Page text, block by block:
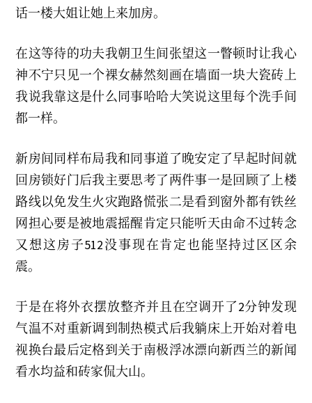
话一楼大姐让她上来加房。
在这等待的功夫我朝卫生间张望这一瞥顿时让我心
神不宁只见一个裸女赫然刻画在墙面一块大瓷砖上
我说我靠这是什么同事哈哈大笑说这里每个洗手间
都一样。
新房间同样布局我和同事道了晚安定了早起时间就
回房锁好门后我主要思考了两件事一是回顾了上楼
路线以免发生火灾跑路慌张二是看到窗外都有铁丝
网担心要是被地震摇醒肯定只能听天由命不过转念
又想这房子512没事现在肯定也能坚持过区区余
震。
于是在将外衣摆放整齐并且在空调开了2分钟发现
气温不对重新调到制热模式后我躺床上开始对着电
视换台最后定格到关于南极浮冰漂向新西兰的新闻
看水均益和砖家侃大山。